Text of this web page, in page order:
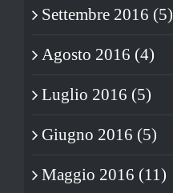
Settembre 2016 (5)
Agosto 2016 (4)
Luglio 2016 (5)
Giugno 2016 (5)
Maggio 2016 (11)